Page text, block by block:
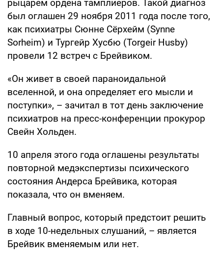
рыцарем ордена тамплиеров. Такой диагноз
был оглашен 29 ноября 2011 года после того,
как психиатры Сюнне Сёрхейм (Synne
Sorheim) и Тургейр Хусбю (Torgeir Husby)
провели 12 встреч с Брейвиком.
«Он живет в своей параноидальной
вселенной, и она определяет его мысли и
поступки», – зачитал в тот день заключение
психиатров на пресс-конференции прокурор
Свейн Хольден.
10 апреля этого года оглашены результаты
повторной медэкспертизы психического
состояния Андерса Брейвика, которая
показала, что он вменяем.
Главный вопрос, который предстоит решить
в ходе 10-недельных слушаний, – является
Брейвик вменяемым или нет.